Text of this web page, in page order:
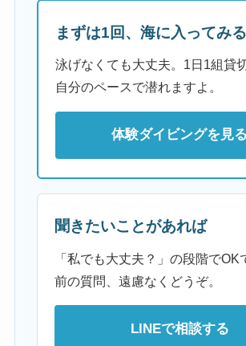
まずは1回、海に入ってみる
泳げなくても大丈夫。1日1組貸
自分のペースで潜れますよ。
体験ダイビングを見る
聞きたいことがあれば
「私でも大丈夫？」の段階でOK
前の質問、遠慮なくどうぞ。
LINEで相談する